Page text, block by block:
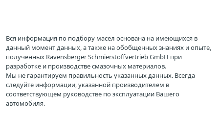
Вся информация по подбору масел основана на имеющихся в
данный момент данных, а также на обобщенных знаниях и опыте,
полученных Ravensberger Schmierstoffvertrieb GmbH при
разработке и производстве смазочных материалов.
Мы не гарантируем правильность указанных данных. Всегда
следуйте информации, указанной производителем в
соответствующем руководстве по эксплуатации Вашего
автомобиля.